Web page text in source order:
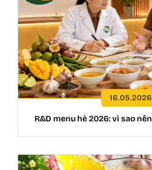
16.05.2026
R&D menu hè 2026: vì sao